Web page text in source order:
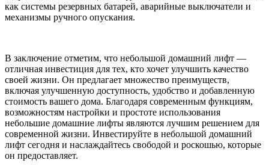
как системы резервных батарей, аварийные выключатели и
механизмы ручного опускания.
В заключение отметим, что небольшой домашний лифт —
отличная инвестиция для тех, кто хочет улучшить качество
своей жизни. Он предлагает множество преимуществ,
включая улучшенную доступность, удобство и добавленную
стоимость вашего дома. Благодаря современным функциям,
возможностям настройки и простоте использования
небольшие домашние лифты являются лучшим решением для
современной жизни. Инвестируйте в небольшой домашний
лифт сегодня и наслаждайтесь свободой и роскошью, которые
он предоставляет.